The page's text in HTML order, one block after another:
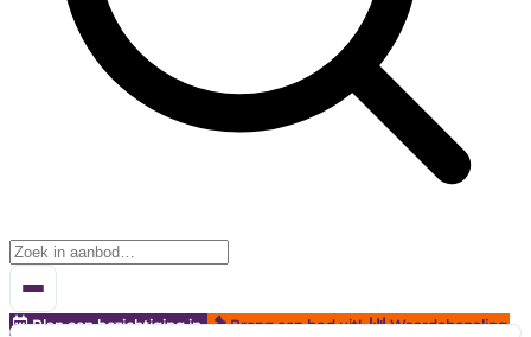
Plan een bezichtiging in Breng een bod uit!
Waardebepaling